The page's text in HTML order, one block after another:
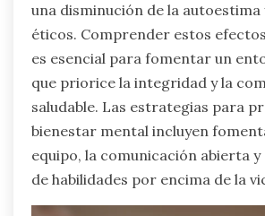
una disminución de la autoestima
éticos. Comprender estos
es esencial para fomentar un
que priorice la integridad y la
saludable. Las estrategias para
bienestar mental incluyen
equipo, la comunicación abierta
de habilidades por encima de la